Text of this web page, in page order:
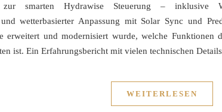
smarten Hydrawise Steuerung – inklusive
und wetterbasierter Anpassung mit Solar Sync und
erweitert und modernisiert wurde, welche
ist. Ein Erfahrungsbericht mit vielen technischen
WEITERLESEN